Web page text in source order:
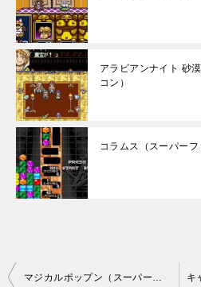
アラビアンナイト 砂
コン）
コラムス（スーパーフ
投